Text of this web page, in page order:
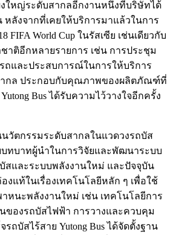
ใหญ่ระดับสากลอีกงานหนึ่งที่บริษัทได้
ลังจากที่เคยให้บริการมาแล้วในการ
FIFA World Cup ในรัสเซีย เช่นเดียวกับ
าติอีกหลายรายการ เช่น การประชุม
ถและประสบการณ์ในการให้บริการ
ากล ประกอบกับคุณภาพของผลิตภัณฑ์ที่
Bus ได้รับความไว้วางใจอีกครั้ง
นวัตกรรมระดับสากลในแวดวงรถบัส
ทบาทผู้นำในการวิจัยและพัฒนาระบบ
สและระบบพลังงานใหม่ และปัจจุบัน
งแท้ในเรื่องเทคโนโลยีหลัก ๆ เพื่อใช้
หนะพลังงานใหม่ เช่น เทคโนโลยีการ
ของรถบัสไฟฟ้า การวางและควบคุม
ถบัสไร้สาย Yutong Bus ได้จัดตั้งฐาน